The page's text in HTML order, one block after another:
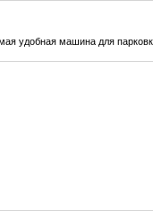
удобная машина для